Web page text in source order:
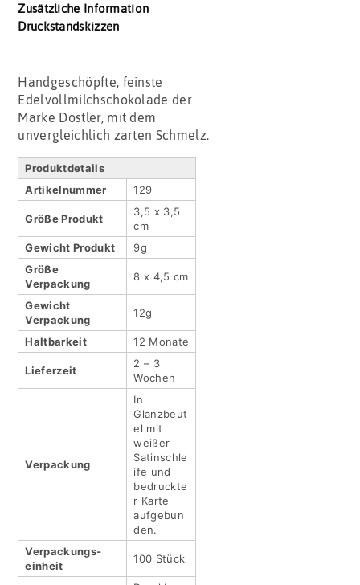
Zusätzliche Information
Druckstandskizzen
Handgeschöpfte, feinste
Edelvollmilchschokolade der
Marke Dostler, mit dem
unvergleichlich zarten Schmelz.
Produktdetails
Artikel­nummer
129
Größe Produkt
3,5 x 3,5
cm
Gewicht Produkt
9g
Größe
Verpackung
8 x 4,5 cm
Gewicht
Verpackung
12g
Haltbar­keit 12 Monate
Lieferzeit
2 – 3
Wochen
Verpackung
In
Glanzbeut
el mit
weißer
Satinschle
ife und
bedruckte
r Karte
aufgebun
den.
Verpackungs­
einheit
100 Stück